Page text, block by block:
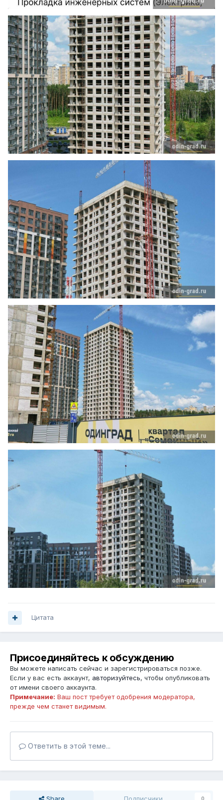
Цитата
Присоединяйтесь к обсуждению
Вы можете написать сейчас и зарегистрироваться позже.
Если у вас есть аккаунт, авторизуйтесь, чтобы опубликовать
от имени своего аккаунта.
Примечание: Ваш пост требует одобрения модератора,
прежде чем станет видимым.
Ответить в этой теме...
0